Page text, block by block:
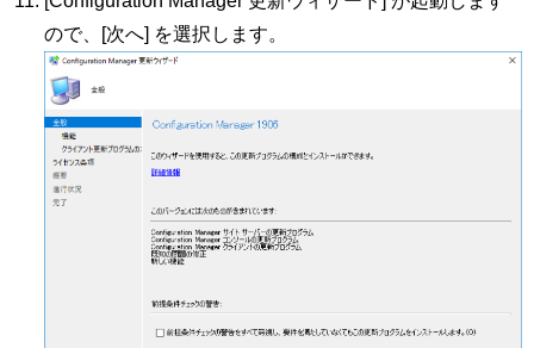
ので、[次へ] を選択します。